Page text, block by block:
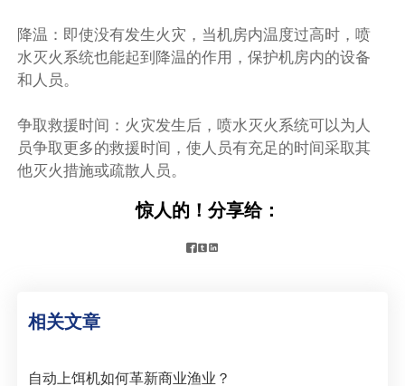
降温：即使没有发生火灾，当机房内温度过高时，喷
水灭火系统也能起到降温的作用，保护机房内的设备
和人员。
争取救援时间：火灾发生后，喷水灭火系统可以为人
员争取更多的救援时间，使人员有充足的时间采取其
他灭火措施或疏散人员。
惊人的！分享给：

相关文章
自动上饵机如何革新商业渔业？